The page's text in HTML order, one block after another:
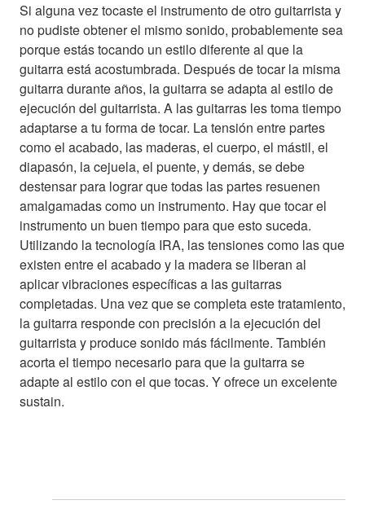
Si alguna vez tocaste el instrumento de otro guitarrista y
no pudiste obtener el mismo sonido, probablemente sea
porque estás tocando un estilo diferente al que la
guitarra está acostumbrada. Después de tocar la misma
guitarra durante años, la guitarra se adapta al estilo de
ejecución del guitarrista. A las guitarras les toma tiempo
adaptarse a tu forma de tocar. La tensión entre partes
como el acabado, las maderas, el cuerpo, el mástil, el
diapasón, la cejuela, el puente, y demás, se debe
destensar para lograr que todas las partes resuenen
amalgamadas como un instrumento. Hay que tocar el
instrumento un buen tiempo para que esto suceda.
Utilizando la tecnología IRA, las tensiones como las que
existen entre el acabado y la madera se liberan al
aplicar vibraciones específicas a las guitarras
completadas. Una vez que se completa este tratamiento,
la guitarra responde con precisión a la ejecución del
guitarrista y produce sonido más fácilmente. También
acorta el tiempo necesario para que la guitarra se
adapte al estilo con el que tocas. Y ofrece un excelente
sustain.